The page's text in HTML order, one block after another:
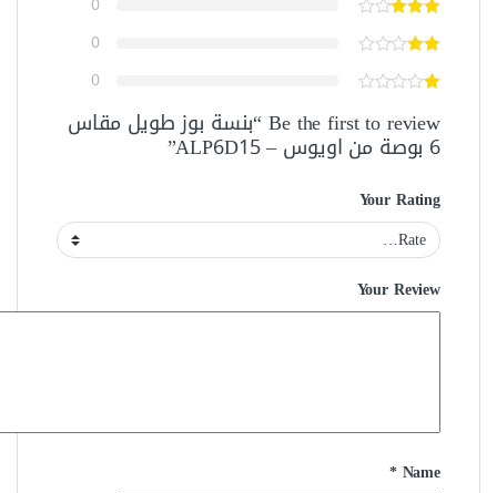
0
0
Be the first to review “بنسة بوز طويل مقاس
6 بوصة من اويوس – ALP6D15”
Your Rating
Your Review
Name
*